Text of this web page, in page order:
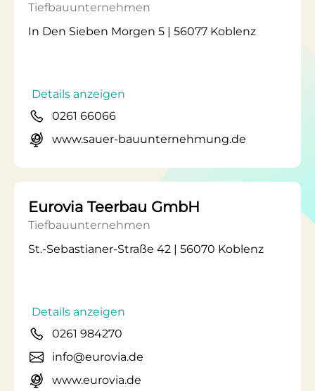
Tiefbauunternehmen
In Den Sieben Morgen 5 | 56077 Koblenz
Details anzeigen
0261 66066
www.sauer-bauunternehmung.de
Eurovia Teerbau GmbH
Tiefbauunternehmen
St.-Sebastianer-Straße 42 | 56070 Koblenz
Details anzeigen
0261 984270
info@eurovia.de
www.eurovia.de